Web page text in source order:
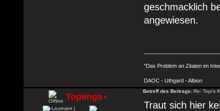
geschmacklich
angewiesen.
"Das Problem an Zitaten im
DAOC - Uthgard - Albion
Topenga•
Betreff des Beitrags: Re: Topi's
Traut sich hier